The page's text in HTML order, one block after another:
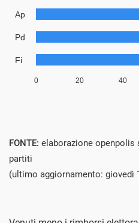
FONTE: elaborazione openpolis
partiti
(ultimo aggiornamento: giovedì